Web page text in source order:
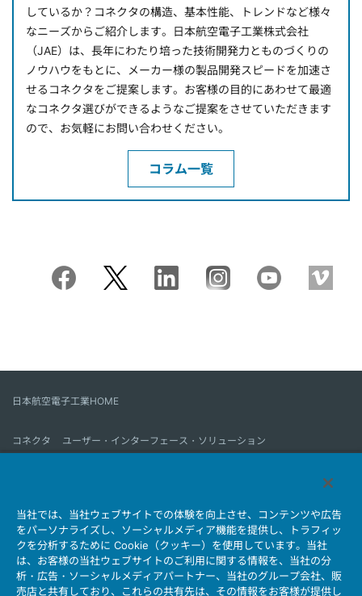
しているか？コネクタの構造、基本性能、トレンドなど様々
なニーズからご紹介します。日本航空電子工業株式会社
（JAE）は、長年にわたり培った技術開発力とものづくりの
ノウハウをもとに、メーカー様の製品開発スピードを加速さ
せるコネクタをご提案します。お客様の目的にあわせて最適
なコネクタ選びができるようなご提案をさせていただきます
ので、お気軽にお問い合わせください。
コラム一覧
日本航空電子工業HOME
コネクタ
ユーザー・インターフェース・ソリューション
会社情報 サステナビリティ IR情報 採用情報
会社情報新着一覧
製品情報新着一覧
サイトマップ お問い合わせ
当社では、当社ウェブサイトでの体験を向上させ、コンテンツや広告
をパーソナライズし、ソーシャルメディア機能を提供し、トラフィッ
クを分析するために Cookie（クッキー）を使用しています。当社
は、お客様の当社ウェブサイトのご利用に関する情報を、当社の分
析・広告・ソーシャルメディアパートナー、当社のグループ会社、販
売店と共有しており、これらの共有先は、その情報をお客様が提供し